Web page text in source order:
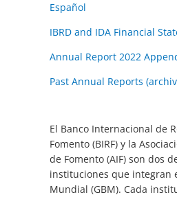
Español
IBRD and IDA Financial
Annual Report 2022
Past Annual Reports
El Banco Internacional de
Fomento (BIRF) y la
de Fomento (AIF) son dos
instituciones que integran
Mundial (GBM). Cada